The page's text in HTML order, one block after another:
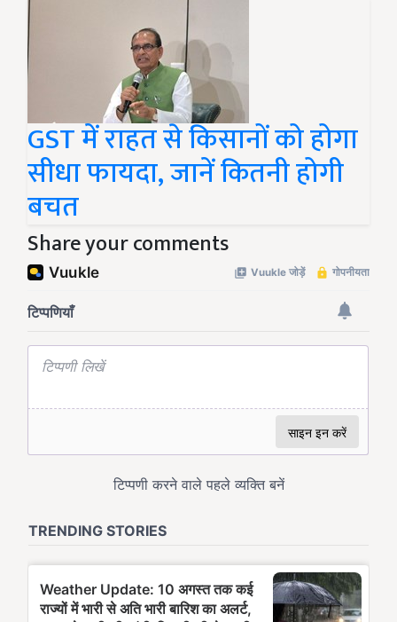
GST में राहत से किसानों को होगा
सीधा फायदा, जानें कितनी होगी
बचत
Share your comments